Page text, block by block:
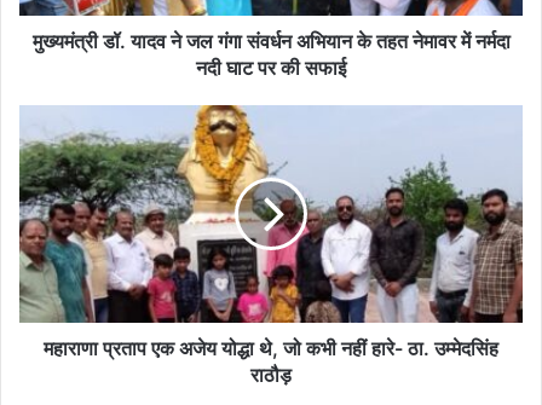
के
तहत
नदी
घाट
पर
की
सफाई
मुख्यमंत्री डॉ. यादव ने जल गंगा संवर्धन अभियान के तहत नेमावर में नर्मदा
नदी घाट पर की सफाई
प्रताप
एक
अजेय
योद्धा
थे,
जो
कभी
नहीं
हारे-महाराणा प्रताप एक अजेय योद्धा थे, जो कभी नहीं हारे- ठा. उम्मेदसिंह
राठौड़